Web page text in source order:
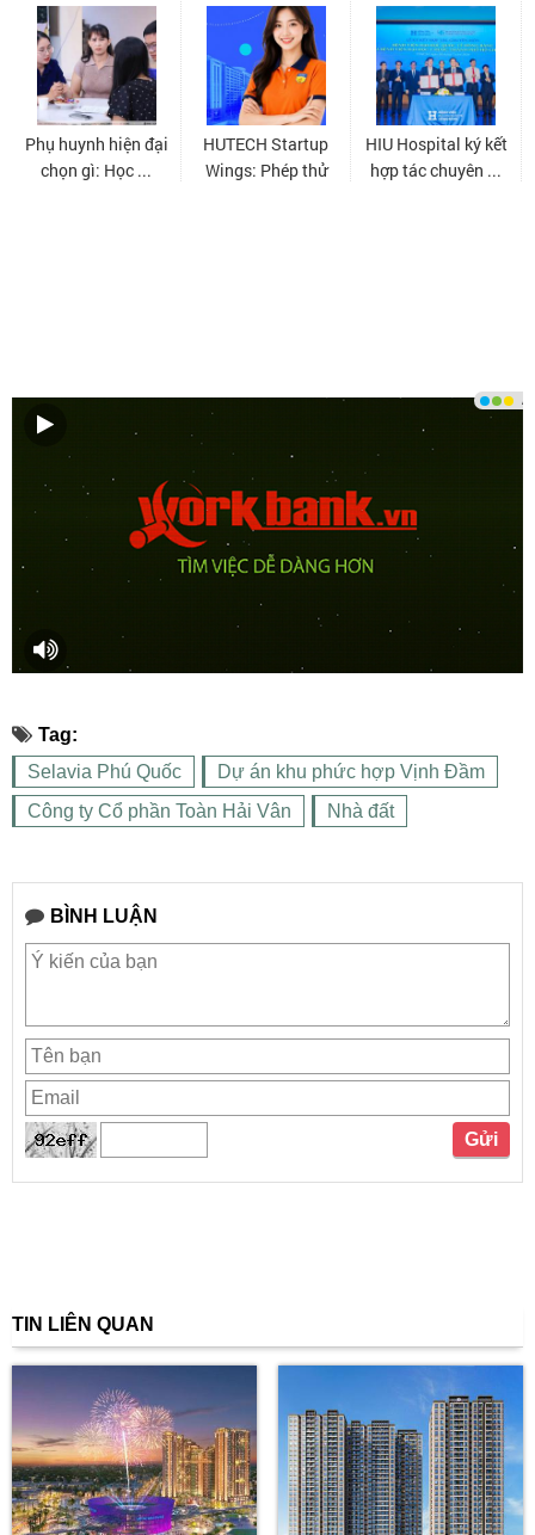
Tag:
Selavia Phú Quốc
Dự án khu phức hợp Vịnh Đầm
Công ty Cổ phần Toàn Hải Vân
Nhà đất
BÌNH LUẬN
TIN LIÊN QUAN